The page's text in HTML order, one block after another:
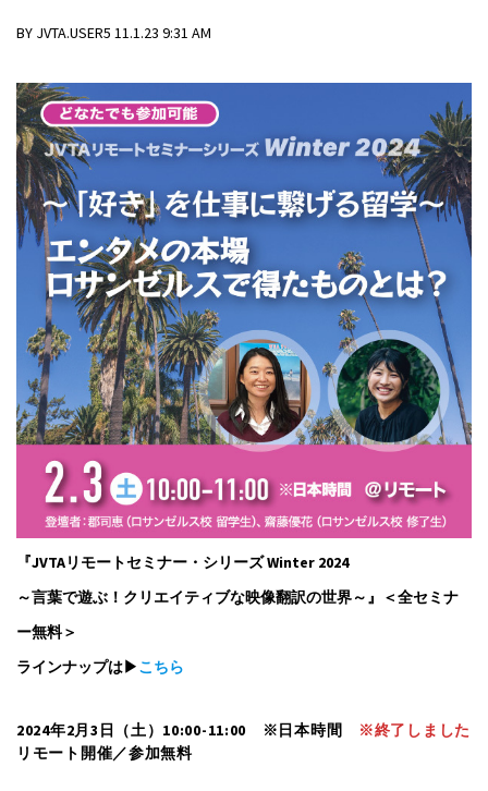
BY JVTA.USER5 11.1.23 9:31 AM
『JVTAリモートセミナー・シリーズ Winter 2024
～言葉で遊ぶ！クリエイティブな映像翻訳の世界～』＜全セミナ
ー無料＞
ラインナップは▶こちら
2024年2月3日（土）10:00-11:00 ※日本時間
※終了しました
リモート開催／参加無料